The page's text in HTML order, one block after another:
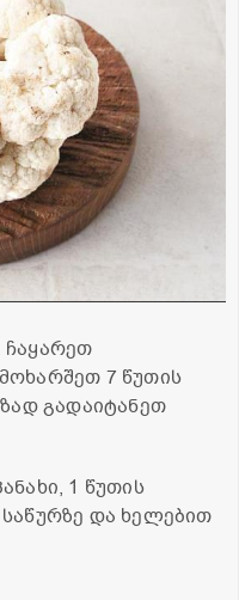
7 წუთის
გადაიტანეთ
1 წუთის
და ხელებით